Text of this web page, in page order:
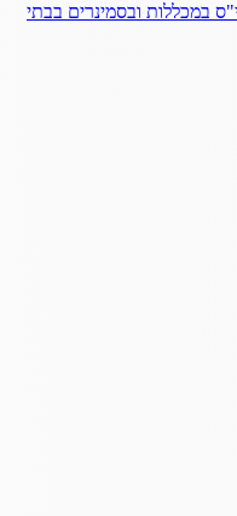
במכללות ובסמינרים בבתי